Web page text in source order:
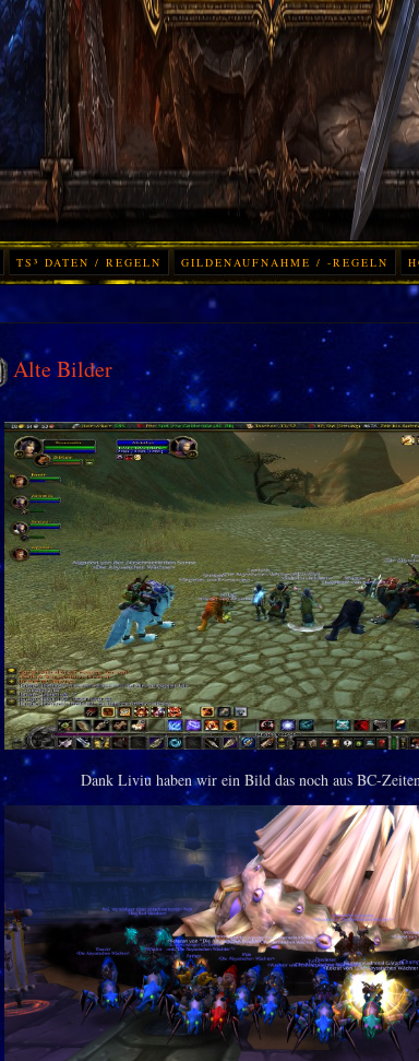
TS³ DATEN / REGELN GILDENAUFNAHME / -REGELN
Alte Bilder
Dank Liviu haben wir ein Bild das noch aus BC-